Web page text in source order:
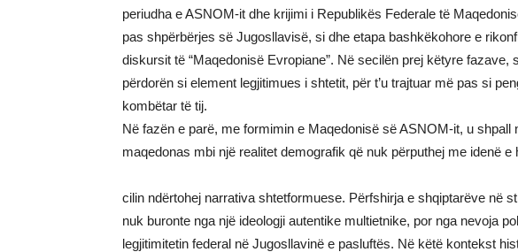
periudha e ASNOM-it dhe krijimi i Republikës Federale të
pas shpërbërjes së Jugosllavisë, si dhe etapa bashkëkohore e
diskursit të “Maqedonisë Evropiane”. Në secilën prej këtyre fazave,
përdorën si element legjitimues i shtetit, për t’u trajtuar më pas si
kombëtar të tij.
Në fazën e parë, me formimin e Maqedonisë së ASNOM-it, u shpall
maqedonas mbi një realitet demografik që nuk përputhej me idenë e
cilin ndërtohej narrativa shtetformuese. Përfshirja e shqiptarëve në
nuk buronte nga një ideologji autentike multietnike, por nga nevoja
legjitimitetin federal në Jugosllavinë e pasluftës. Në këtë kontekst